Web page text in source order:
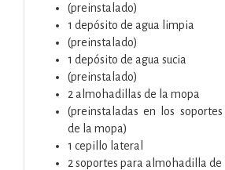
(preinstalado)
1 depósito de agua limpia
(preinstalado)
1 depósito de agua sucia
(preinstalado)
2 almohadillas de la mopa
(preinstaladas en los
de la mopa)
1 cepillo lateral
2 soportes para almohadilla de